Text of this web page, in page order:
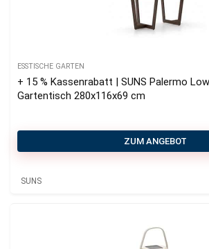
ESSTISCHE GARTEN
+ 15 % Kassenrabatt | SUNS Palermo
Gartentisch 280x116x69 cm
ZUM ANGEBOT
SUNS